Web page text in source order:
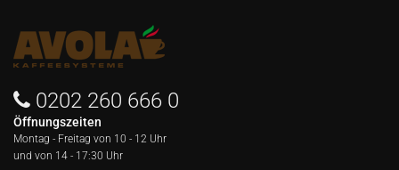
0202 260 666 0
Öffnungszeiten
Montag - Freitag von 10 - 12 Uhr
und von 14 - 17:30 Uhr